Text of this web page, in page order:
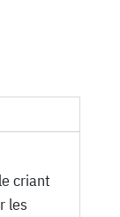
criant
les